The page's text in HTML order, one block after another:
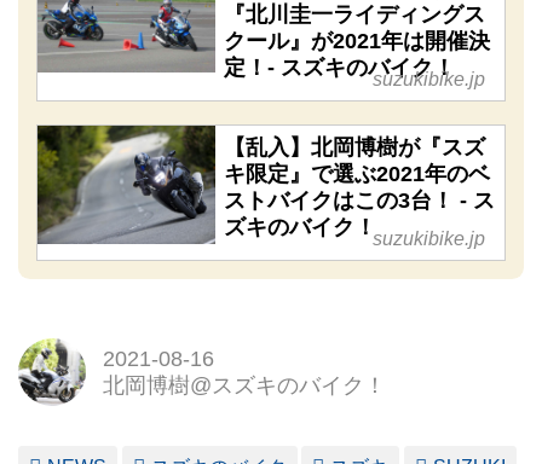
『北川圭一ライディングス
クール』が2021年は開催決
定！- スズキのバイク！
suzukibike.jp
【乱入】北岡博樹が『スズ
キ限定』で選ぶ2021年のベ
ストバイクはこの3台！ - ス
ズキのバイク！ suzukibike.jp
2021-08-16
北岡博樹@スズキのバイク！